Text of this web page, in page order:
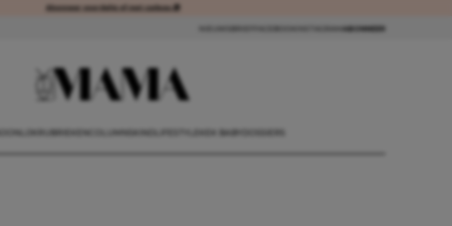
Abonneer voordelig of met cadeau 🎁Abonneer voordelig of met cadeau 🎁
ABONNEER